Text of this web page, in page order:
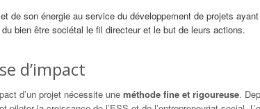
de son énergie au service du développement de projets
du bien être sociétal le fil directeur et le but de leurs actions.
d’impact
d’un projet nécessite une méthode fine et rigoureuse.